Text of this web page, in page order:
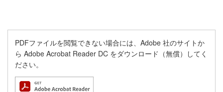
PDFファイルを閲覧できない場合には、Adobe 社のサイトか
ら Adobe Acrobat Reader DC をダウンロード（無償）してく
ださい。